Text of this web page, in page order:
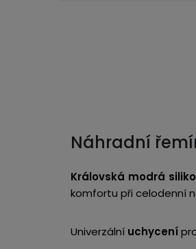
Náhradní
Královská modrá
komfortu při celodenní
Univerzální uchycení